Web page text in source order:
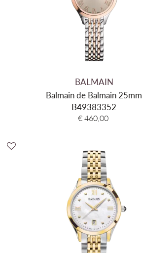
BALMAIN
Balmain de Balmain 25mm
B49383352
€ 460,00